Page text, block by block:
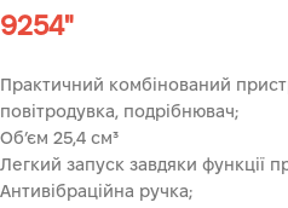
9254"
Практичний комбінований
повітродувка, подрібнювач;
Об’єм 25,4 см³
Легкий запуск завдяки функції
Антивібраційна ручка;